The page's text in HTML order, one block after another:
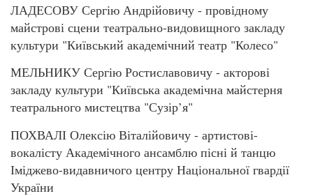
ЛАДЕСОВУ Сергію Андрійовичу - провідному
майстрові сцени театрально-видовищного закладу
культури "Київський академічний театр "Колесо"
МЕЛЬНИКУ Сергію Ростиславовичу - акторові
закладу культури "Київська академічна майстерня
театрального мистецтва "Сузір’я"
ПОХВАЛІ Олексію Віталійовичу - артистові-
вокалісту Академічного ансамблю пісні й танцю
Іміджево-видавничого центру Національної гвардії
України